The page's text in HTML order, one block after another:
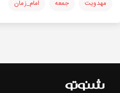
مهدویت جمعه امام_زمان